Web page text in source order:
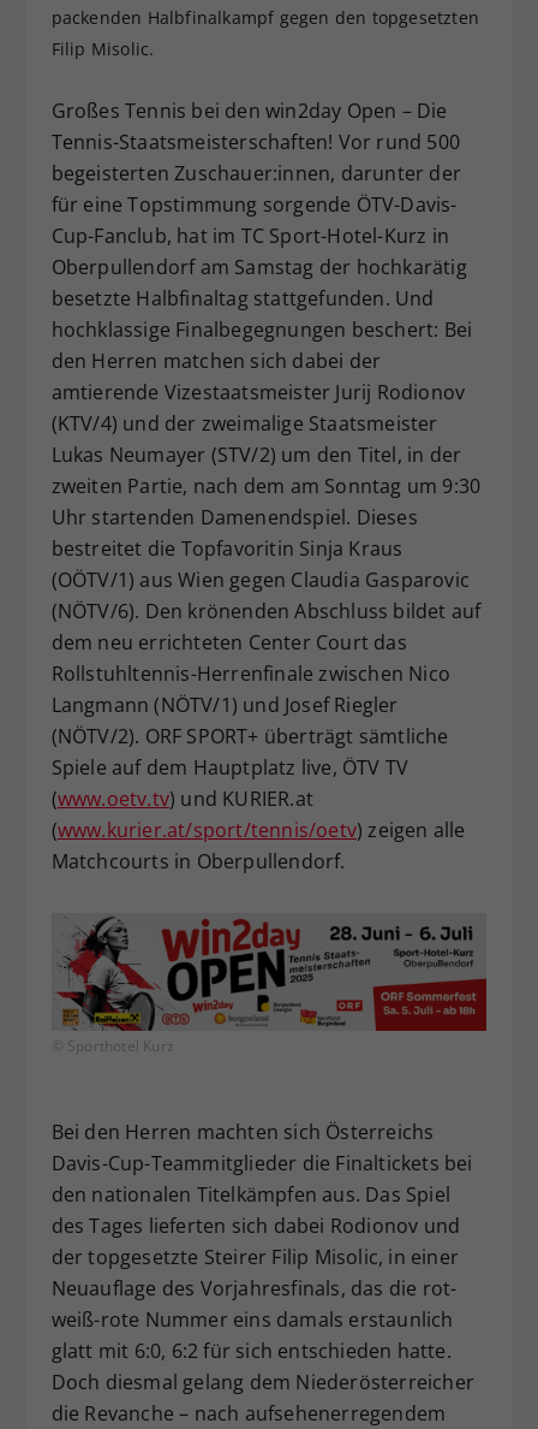
packenden Halbfinalkampf gegen den topgesetzten
Filip Misolic.
Großes Tennis bei den win2day Open – Die
Tennis-Staatsmeisterschaften! Vor rund 500
begeisterten Zuschauer:innen, darunter der
für eine Topstimmung sorgende ÖTV-Davis-
Cup-Fanclub, hat im TC Sport-Hotel-Kurz in
Oberpullendorf am Samstag der hochkarätig
besetzte Halbfinaltag stattgefunden. Und
hochklassige Finalbegegnungen beschert: Bei
den Herren matchen sich dabei der
amtierende Vizestaatsmeister Jurij Rodionov
(KTV/4) und der zweimalige Staatsmeister
Lukas Neumayer (STV/2) um den Titel, in der
zweiten Partie, nach dem am Sonntag um 9:30
Uhr startenden Damenendspiel. Dieses
bestreitet die Topfavoritin Sinja Kraus
(OÖTV/1) aus Wien gegen Claudia Gasparovic
(NÖTV/6). Den krönenden Abschluss bildet auf
dem neu errichteten Center Court das
Rollstuhltennis-Herrenfinale zwischen Nico
Langmann (NÖTV/1) und Josef Riegler
(NÖTV/2). ORF SPORT+ überträgt sämtliche
Spiele auf dem Hauptplatz live, ÖTV TV
(www.oetv.tv) und KURIER.at
(www.kurier.at/sport/tennis/oetv) zeigen alle
Matchcourts in Oberpullendorf.
© Sporthotel Kurz
Bei den Herren machten sich Österreichs
Davis-Cup-Teammitglieder die Finaltickets bei
den nationalen Titelkämpfen aus. Das Spiel
des Tages lieferten sich dabei Rodionov und
der topgesetzte Steirer Filip Misolic, in einer
Neuauflage des Vorjahresfinals, das die rot-
weiß-rote Nummer eins damals erstaunlich
glatt mit 6:0, 6:2 für sich entschieden hatte.
Doch diesmal gelang dem Niederösterreicher
die Revanche – nach aufsehenerregendem
Zweck
Dieser Wert speichert Ihre Consent-
historische Speicherung Ihrer
vorgenommen Einstellungen, falls der
Webseiten-Betreiber dies eingestellt
hat.